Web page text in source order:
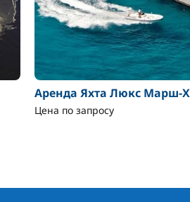
Аренда Яхта Люкс Марш-
Цена по запросу